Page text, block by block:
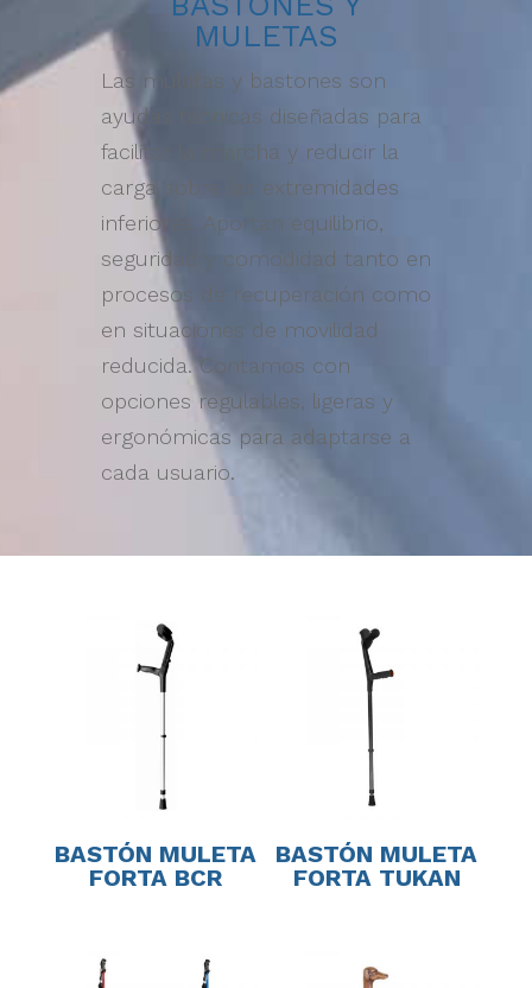
MULETAS
Las muletas y bastones son
ayudas técnicas diseñadas para
facilitar la marcha y reducir la
carga sobre las extremidades
inferiores. Aportan equilibrio,
seguridad y comodidad tanto en
procesos de recuperación como
en situaciones de movilidad
reducida. Contamos con
opciones regulables, ligeras y
ergonómicas para adaptarse a
cada usuario.
BASTÓN MULETA
FORTA BCR
BASTÓN MULETA
FORTA TUKAN